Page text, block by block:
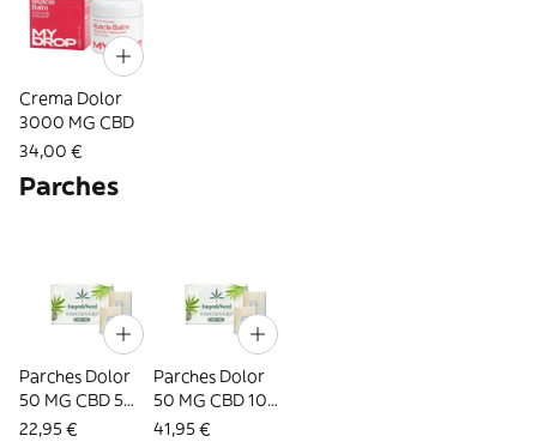
Crema Dolor
3000 MG CBD
34,00 €
Parches
Parches Dolor
50 MG CBD 5
Unidades
22,95 €
Parches Dolor
50 MG CBD 10
Unidades
41,95 €